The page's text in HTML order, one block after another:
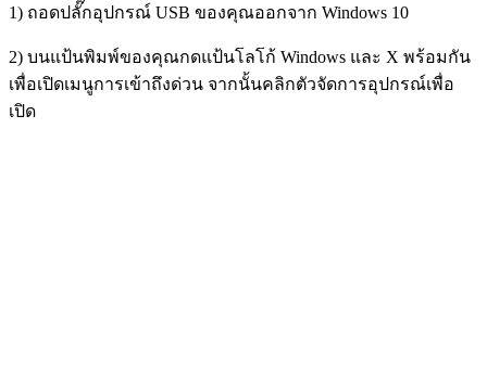
1) ถอดปลั๊กอุปกรณ์ USB ของคุณออกจาก Windows 10
2) บนแป้นพิมพ์ของคุณกดแป้นโลโก้ Windows และ X พร้อมกัน
เพื่อเปิดเมนูการเข้าถึงด่วน จากนั้นคลิกตัวจัดการอุปกรณ์เพื่อ
เปิด